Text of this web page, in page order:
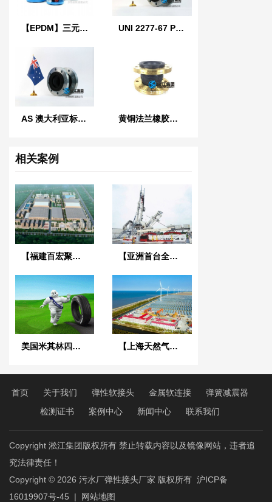
【EPDM】三元乙丙橡胶软接头 UNI 2277-67 PN10 意大利标准橡胶膨胀节
AS 澳大利亚标准橡胶膨胀节 黄铜法兰橡胶接头
相关案例
【福建百宏聚纤年产20万吨工业涤纶长丝项目】橡胶接头合同 【亚洲首台全液压智能钻机】四氟橡胶接头合同
美国米其林四联动线冷却水循环系统PVC橡胶接头 【上海天然气过江隧道】耐油橡胶接头合同
首页 关于我们 弹性软接头 金属软连接
弹簧减震器
检测证书
案例中心 新闻中心 联系我们
Copyright 淞江集团版权所有 禁止转载内容以及镜像网站，违者追
究法律责任！
Copyright © 2026 污水厂弹性接头厂家 版权所有 沪ICP备
16019907号-45 | 网站地图